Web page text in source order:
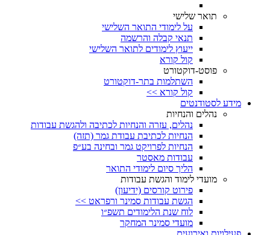
תואר שלישי
על לימודי התואר השלישי
תנאי קבלה והרשמה
ייעוץ לימודים לתואר השלישי
קול קורא
פוסט-דוקטורט
השתלמות בתר-דוקטורט
קול קורא >>
מידע לסטודנטים
נהלים והנחיות
נהלים, עזרה והנחיות לכתיבה ולהגשת עבודות
הנחיות לכתיבת עבודת גמר (תזה)
הנחיות לפרויקט גמר ובחינה בע״פ
עבודות מאסטר
הליך סיום לימודי התואר
מועדי לימוד והגשת עבודות
פירוט קורסים (ידיעון)
הגשת עבודות סמינר ורפראט >>
לוח שנת הלימודים תשפ״ו
מועדי סמינר המחקר